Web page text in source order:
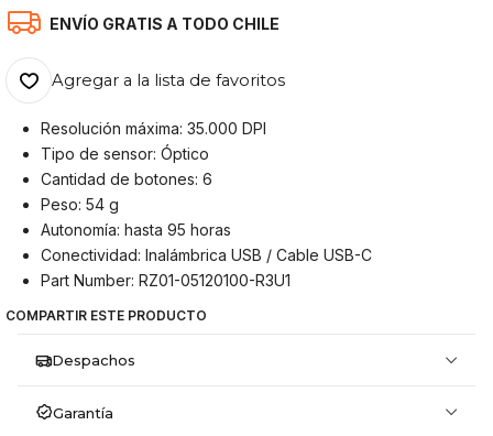
ENVÍO GRATIS A TODO CHILE
Agregar a la lista de favoritos
Resolución máxima: 35.000 DPI
Tipo de sensor: Óptico
Cantidad de botones: 6
Peso: 54 g
Autonomía: hasta 95 horas
Conectividad: Inalámbrica USB / Cable USB-C
Part Number: RZ01-05120100-R3U1
COMPARTIR ESTE PRODUCTO
Despachos
Garantía